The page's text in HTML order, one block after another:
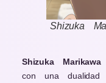
Shizuka
Shizuka Marikawa
con una